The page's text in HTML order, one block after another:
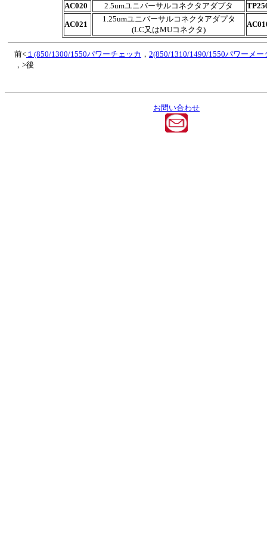
AC020
2.5umユニバーサルコネクタアダプタ
AC021
1.25umユニバーサルコネクタアダプタ
(LC又はMUコネクタ)
前< １(850/1300/1550パワーチェッカ ， 2(850/1310/1490/1550パワーメー
，>後
お問い合わせ